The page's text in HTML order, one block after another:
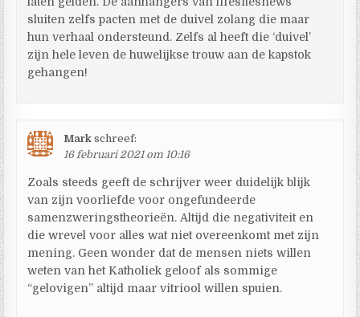
sluiten zelfs pacten met de duivel zolang die maar
hun verhaal ondersteund. Zelfs al heeft die ‘duivel’
zijn hele leven de huwelijkse trouw aan de kapstok
gehangen!
Mark schreef:
16 februari 2021 om 10:16
Zoals steeds geeft de schrijver weer duidelijk blijk
van zijn voorliefde voor ongefundeerde
samenzweringstheorieën. Altijd die negativiteit en
die wrevel voor alles wat niet overeenkomt met zijn
mening. Geen wonder dat de mensen niets willen
weten van het Katholiek geloof als sommige
“gelovigen” altijd maar vitriool willen spuien.